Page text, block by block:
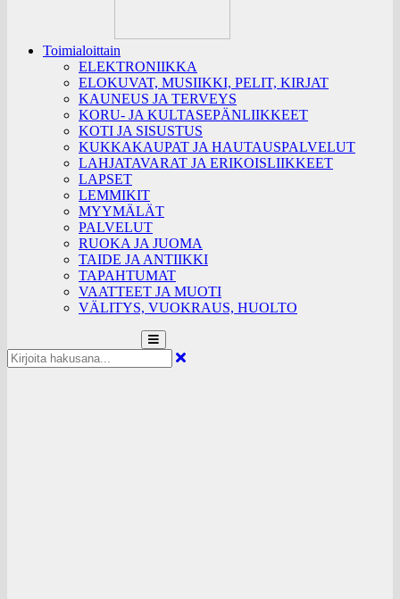
Toimialoittain
ELEKTRONIIKKA
ELOKUVAT, MUSIIKKI, PELIT, KIRJAT
KAUNEUS JA TERVEYS
KORU- JA KULTASEPÄNLIIKKEET
KOTI JA SISUSTUS
KUKKAKAUPAT JA HAUTAUSPALVELUT
LAHJATAVARAT JA ERIKOISLIIKKEET
LAPSET
LEMMIKIT
MYYMÄLÄT
PALVELUT
RUOKA JA JUOMA
TAIDE JA ANTIIKKI
TAPAHTUMAT
VAATTEET JA MUOTI
VÄLITYS, VUOKRAUS, HUOLTO